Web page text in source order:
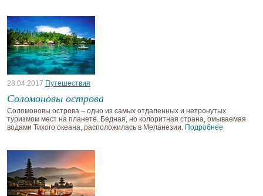
28.04.2017 Путешествия
Соломоновы острова
Соломоновы острова – одно из самых отдаленных и нетронутых
туризмом мест на планете. Бедная, но колоритная страна, омываемая
водами Тихого океана, расположилась в Меланезии. Подробнее